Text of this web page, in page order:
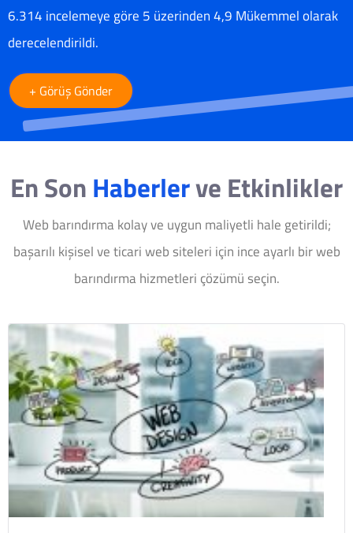
6.314 incelemeye göre 5 üzerinden 4,9 Mükemmel olarak
derecelendirildi.
+ Görüş Gönder
En Son Haberlerve Etkinlikler
Web barındırma kolay ve uygun maliyetli hale getirildi;
başarılı kişisel ve ticari web siteleri için ince ayarlı bir web
barındırma hizmetleri çözümü seçin.